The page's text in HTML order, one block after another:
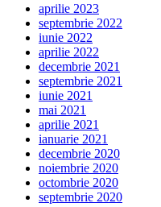
aprilie 2023
septembrie 2022
iunie 2022
aprilie 2022
decembrie 2021
septembrie 2021
iunie 2021
mai 2021
aprilie 2021
ianuarie 2021
decembrie 2020
noiembrie 2020
octombrie 2020
septembrie 2020